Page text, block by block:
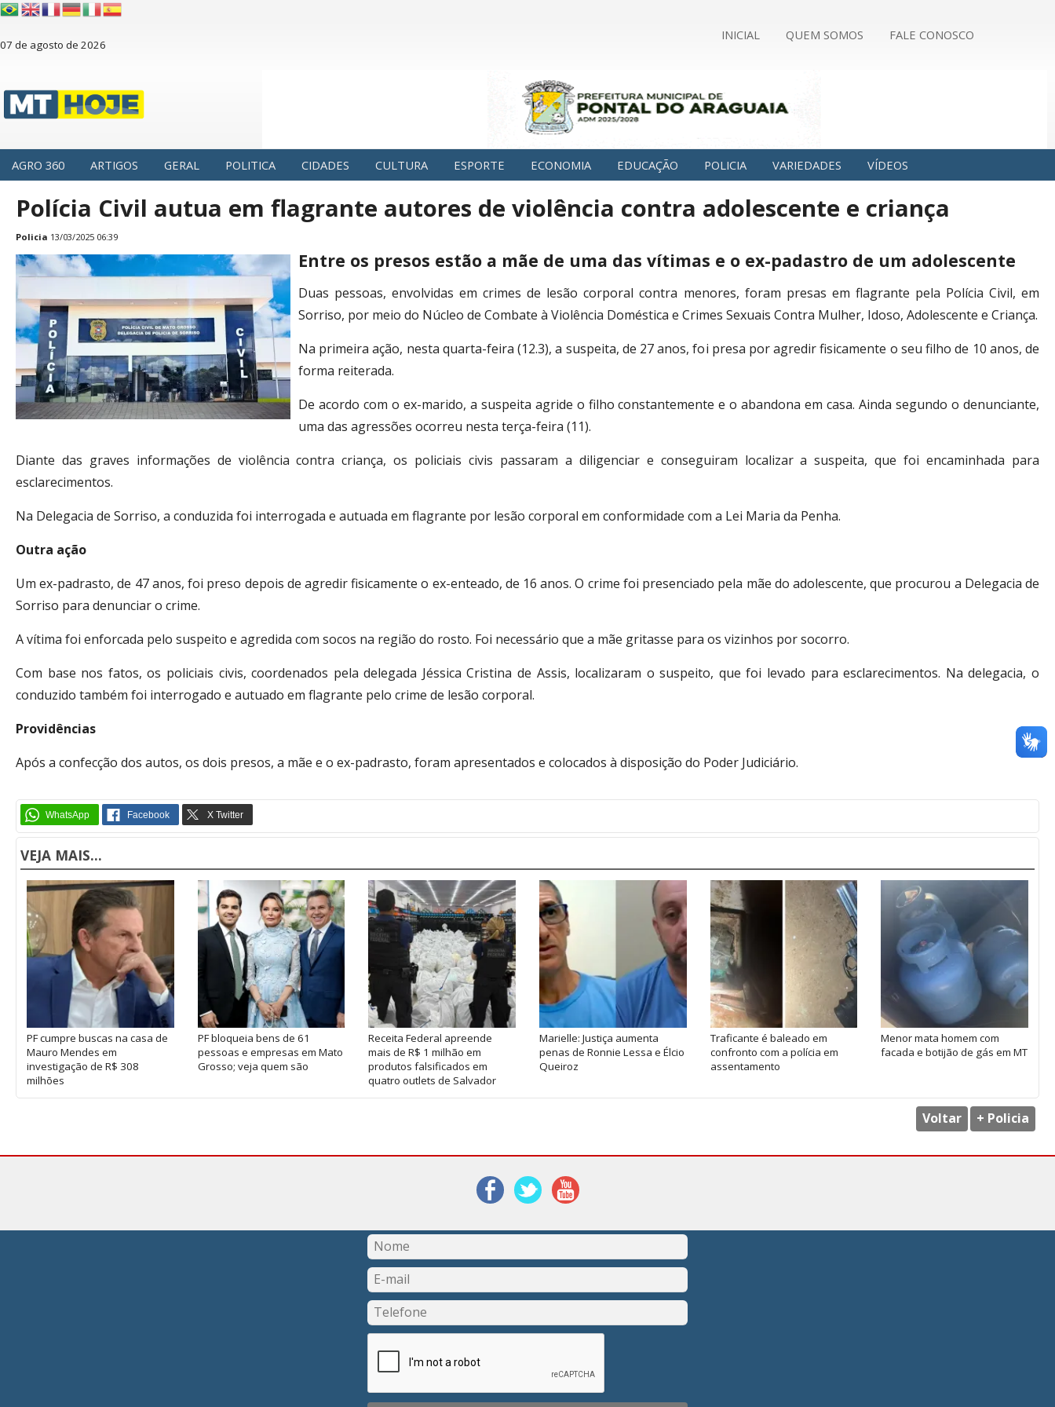
07 de agosto de 2026
INICIAL QUEM SOMOS FALE CONOSCO
AGRO 360 ARTIGOS GERAL POLITICA CIDADES CULTURA ESPORTE ECONOMIA EDUCAÇÃO POLICIA VARIEDADES VÍDEOS
Polícia Civil autua em flagrante autores de violência contra adolescente e criança
Policia 13/03/2025 06:39
Entre os presos estão a mãe de uma das vítimas e o ex-padastro de um adolescente
Duas pessoas, envolvidas em crimes de lesão corporal contra menores, foram presas em flagrante pela Polícia Civil, em
Sorriso, por meio do Núcleo de Combate à Violência Doméstica e Crimes Sexuais Contra Mulher, Idoso, Adolescente e Criança.
Na primeira ação, nesta quarta-feira (12.3), a suspeita, de 27 anos, foi presa por agredir fisicamente o seu filho de 10 anos, de
forma reiterada.
De acordo com o ex-marido, a suspeita agride o filho constantemente e o abandona em casa. Ainda segundo o denunciante,
uma das agressões ocorreu nesta terça-feira (11).
Diante das graves informações de violência contra criança, os policiais civis passaram a diligenciar e conseguiram localizar a suspeita, que foi encaminhada para
esclarecimentos.
Na Delegacia de Sorriso, a conduzida foi interrogada e autuada em flagrante por lesão corporal em conformidade com a Lei Maria da Penha.
Outra ação
Um ex-padrasto, de 47 anos, foi preso depois de agredir fisicamente o ex-enteado, de 16 anos. O crime foi presenciado pela mãe do adolescente, que procurou a Delegacia de
Sorriso para denunciar o crime.
A vítima foi enforcada pelo suspeito e agredida com socos na região do rosto. Foi necessário que a mãe gritasse para os vizinhos por socorro.
Com base nos fatos, os policiais civis, coordenados pela delegada Jéssica Cristina de Assis, localizaram o suspeito, que foi levado para esclarecimentos. Na delegacia, o
conduzido também foi interrogado e autuado em flagrante pelo crime de lesão corporal.
Providências
Após a confecção dos autos, os dois presos, a mãe e o ex-padrasto, foram apresentados e colocados à disposição do Poder Judiciário.
VEJA MAIS...
PF cumpre buscas na casa de
Mauro Mendes em
investigação de R$ 308
milhões
PF bloqueia bens de 61
pessoas e empresas em Mato
Grosso; veja quem são
Receita Federal apreende
mais de R$ 1 milhão em
produtos falsificados em
quatro outlets de Salvador
Marielle: Justiça aumenta
penas de Ronnie Lessa e Élcio
Queiroz
Traficante é baleado em
confronto com a polícia em
assentamento
Menor mata homem com
facada e botijão de gás em MT
Voltar + Policia